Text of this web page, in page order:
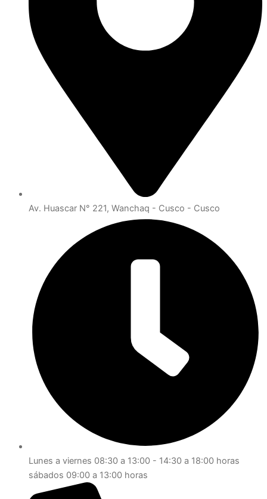
Av. Huascar N° 221, Wanchaq - Cusco - Cusco
Lunes a viernes 08:30 a 13:00 - 14:30 a 18:00 horas
sábados 09:00 a 13:00 horas